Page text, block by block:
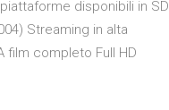
disponibili in SD
Streaming in alta
film completo Full HD